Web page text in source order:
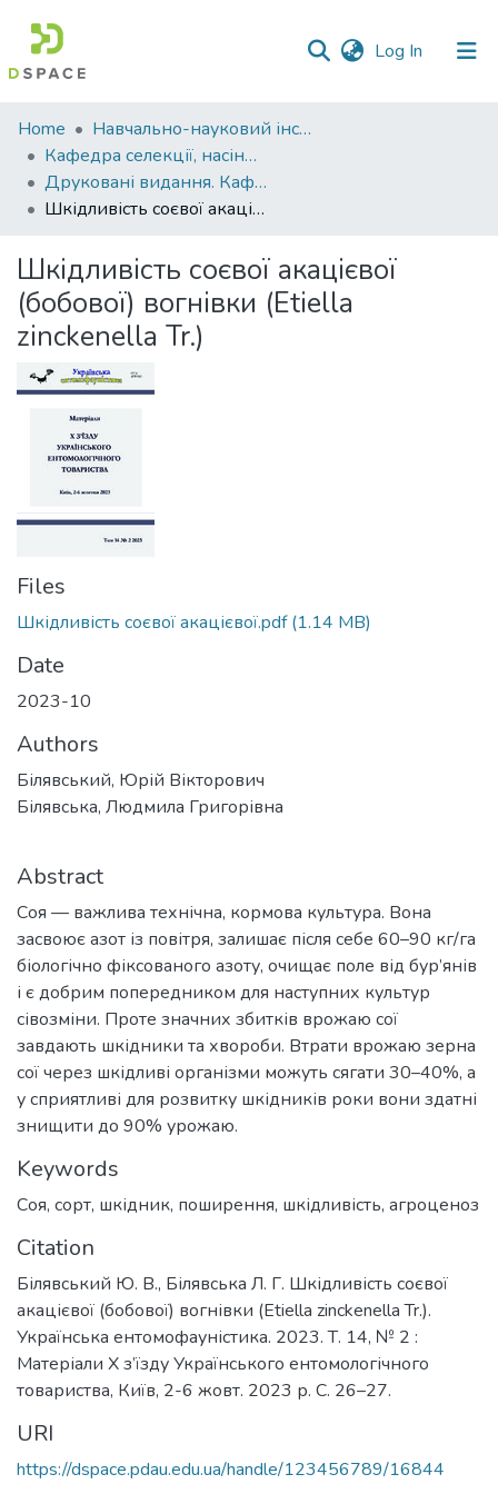
Log In (current)
Communities
&
Collections
All of DSpace
Statistics
Home
Навчально-науковий інститут агротехнологій, селекції та екології
Кафедра селекції, насінництва і генетики
Друковані видання. Кафедра селекції, насінництва і генетики
Шкідливість соєвої акацієвої (бобової) вогнівки (Etiella zinckenella Tr.)
Шкідливість соєвої акацієвої
(бобової) вогнівки (Etiella
zinckenella Tr.)
Files
Шкідливість соєвої акацієвої.pdf(1.14 MB)
Date
2023-10
Authors
Білявський, Юрій Вікторович
Білявська, Людмила Григорівна
Abstract
Соя — важлива технічна, кормова культура. Вона
засвоює азот із повітря, залишає після себе 60–90 кг/га
біологічно фіксованого азоту, очищає поле від бур’янів
і є добрим попередником для наступних культур
сівозміни. Проте значних збитків врожаю сої
завдають шкідники та хвороби. Втрати врожаю зерна
сої через шкідливі організми можуть сягати 30–40%, а
у сприятливі для розвитку шкідників роки вони здатні
знищити до 90% урожаю.
Keywords
Соя, сорт, шкідник, поширення, шкідливість, агроценоз
Citation
Білявський Ю. В., Білявська Л. Г. Шкідливість соєвої
акацієвої (бобової) вогнівки (Etiella zinckenella Tr.).
Українська ентомофауністика. 2023. Т. 14, № 2 :
Матеріали Х з’їзду Українського ентомологічного
товариства, Київ, 2-6 жовт. 2023 р. С. 26–27.
URI
https://dspace.pdau.edu.ua/handle/123456789/16844